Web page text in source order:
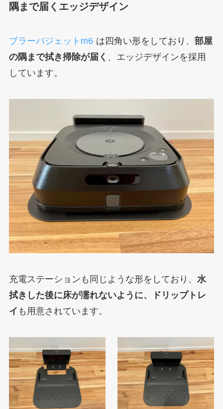
隅まで届くエッジデザイン
ブラーバジェットm6 は四角い形をしており、 部屋
の隅まで拭き掃除が届く 、エッジデザインを採用
しています。
充電ステーションも同じような形をしており、 水
拭きした後に床が濡れないように、ドリップトレ
イ も用意されています。